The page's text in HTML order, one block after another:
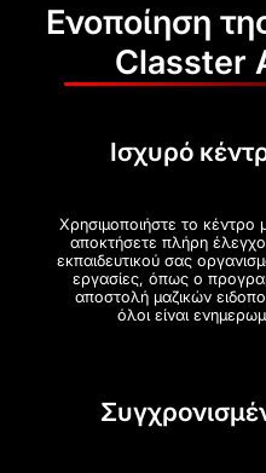
Ενοποίηση
Classter
Ισχυρό
Χρησιμοποιήστε το κέντρο
αποκτήσετε πλήρη έλεγχο
εκπαιδευτικού σας
εργασίες, όπως ο
αποστολή μαζικών
όλοι είναι